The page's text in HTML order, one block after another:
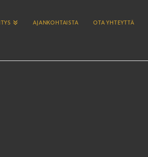
AJANKOHTAISTA OTA YHTEYTTÄ